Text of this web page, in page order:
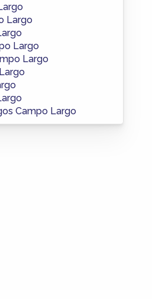
Largo
Largo
Largo
Campo Largo